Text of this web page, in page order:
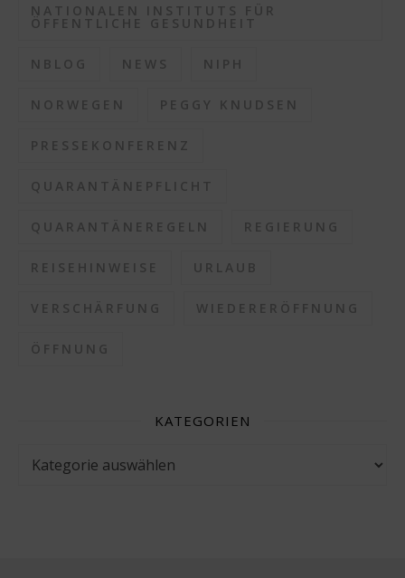
NATIONALEN INSTITUTS FÜR
ÖFFENTLICHE GESUNDHEIT
NBLOG NEWS NIPH
NORWEGEN PEGGY KNUDSEN
PRESSEKONFERENZ
QUARANTÄNEPFLICHT
QUARANTÄNEREGELN REGIERUNG
REISEHINWEISE URLAUB
VERSCHÄRFUNG WIEDERERÖFFNUNG
ÖFFNUNG
KATEGORIEN